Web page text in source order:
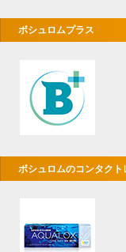
ボシュロムプラス
ボシュロムのコンタクト